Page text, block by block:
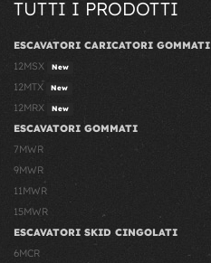
TUTTI I PRODOTTI
ESCAVATORI CARICATORI GOMMATI
12MSX
New
12MTX New
12MRX New
ESCAVATORI GOMMATI
7MWR
9MWR
11MWR
15MWR
ESCAVATORI SKID CINGOLATI
6MCR